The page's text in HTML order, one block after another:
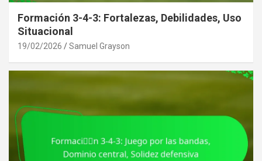
Formación 3-4-3: Fortalezas, Debilidades, Uso
Situacional
19/02/2026 Samuel Grayson